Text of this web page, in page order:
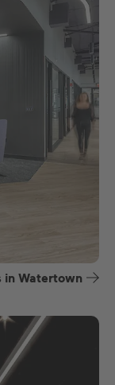
in Watertown